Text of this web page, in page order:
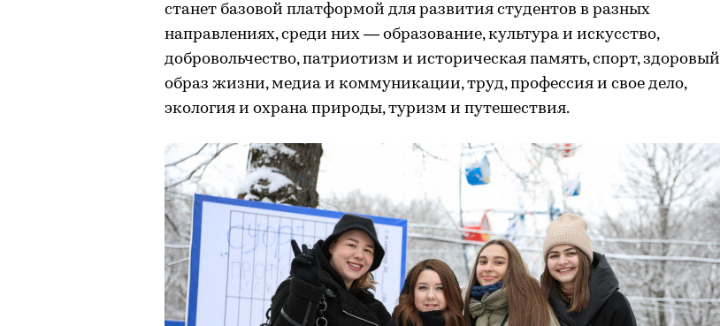
станет базовой платформой для развития студентов в разных
направлениях, среди них — образование, культура и искусство,
добровольчество, патриотизм и историческая память, спорт, здоровый
образ жизни, медиа и коммуникации, труд, профессия и свое дело,
экология и охрана природы, туризм и путешествия.